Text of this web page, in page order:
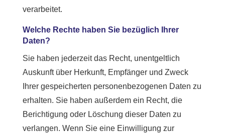
verarbeitet.
Welche Rechte haben Sie bezüglich Ihrer
Daten?
Sie haben jederzeit das Recht, unentgeltlich
Auskunft über Herkunft, Empfänger und Zweck
Ihrer gespeicherten personenbezogenen Daten zu
erhalten. Sie haben außerdem ein Recht, die
Berichtigung oder Löschung dieser Daten zu
verlangen. Wenn Sie eine Einwilligung zur